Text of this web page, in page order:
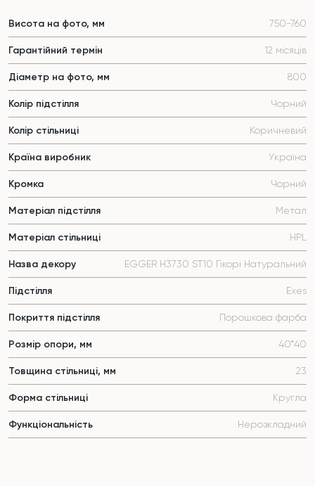
Висота на фото, мм 750-760
Гарантійний термін 12 місяців
Діаметр на фото, мм 800
Колір підстілля Чорний
Колір стільниці Коричневий
Країна виробник Україна
Кромка Чорний
Матеріал підстілля Метал
Матеріал стільниці HPL
Назва декору EGGER H3730 ST10 Гікорі Натуральний
Підстілля Exes
Покриття підстілля Порошкова фарба
Розмір опори, мм 40*40
Товщина стільниці, мм 23
Форма стільниці Кругла
Функціональність Нерозкладний